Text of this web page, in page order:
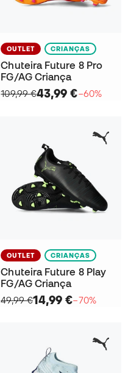
OUTLET CRIANÇAS
Chuteira Future 8 Pro
FG/AG Criança
109,99 €43,99 €−60%
OUTLET CRIANÇAS
Chuteira Future 8 Play
FG/AG Criança
49,99 €14,99 €−70%